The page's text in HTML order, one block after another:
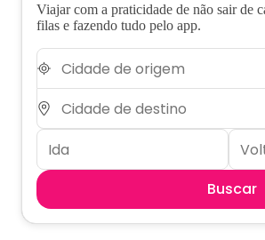
Viajar com a praticidade de não sair de
filas e fazendo tudo pelo app.
Buscar